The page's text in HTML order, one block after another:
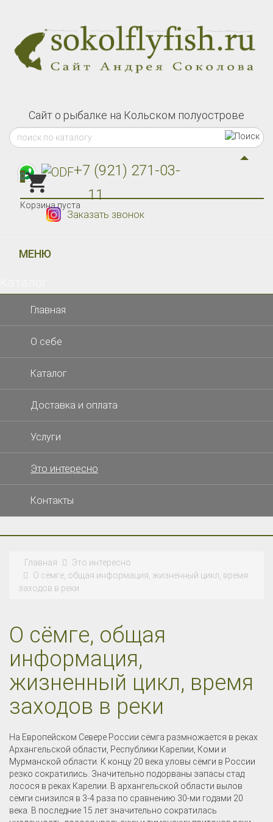
Сайт о рыбалке на Кольском полуострове
+7 (921) 271-03-
11
Заказать звонок
0
Корзина пуста
МЕНЮ
Главная
О себе
Каталог
Доставка и оплата
Услуги
Это интересно
Контакты
Главная
Это интересно
О сёмге, общая информация, жизненный цикл, время
заходов в реки
О сёмге, общая
информация,
жизненный цикл, время
заходов в реки
На Европейском Севере России сёмга размножается в реках
Архангельской области, Республики Карелии, Коми и
Мурманской области. К концу 20 века уловы сёмги в России
резко сократились. Значительно подорваны запасы стад
лосося в реках Карелии. В архангельской области вылов
сёмги снизился в 3-4 раза по сравнению 30-ми годами 20
века. В последние 15 лет значительно сократилась